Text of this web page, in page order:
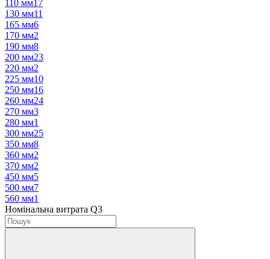
110 мм17
130 мм11
165 мм6
170 мм2
190 мм8
200 мм23
220 мм2
225 мм10
250 мм16
260 мм24
270 мм3
280 мм1
300 мм25
350 мм8
360 мм2
370 мм2
450 мм5
500 мм7
560 мм1
Номінальна витрата Q3